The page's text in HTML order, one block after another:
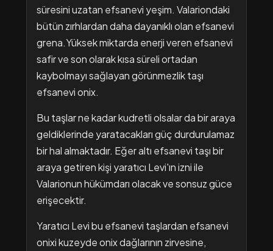
süresini uzatan efsanevi yeşim. Valariondaki
bütün zırhlardan daha dayanıklı olan efsanevi
grena.Yüksek miktarda enerji veren efsanevi
safir ve son olarak kısa süreli ortadan
kaybolmayı sağlayan görünmezlik taşı
efsanevi onix.
Bu taşlar ne kadar kudretli olsalar da bir araya
geldiklerinde yaratacakları güç durdurulamaz
bir hal almaktadır. Eğer altı efsanevi taşı bir
araya getiren kişi yaratıcı Levi'ın izni ile
Valarionun hükümdarı olacak ve sonsuz güce
erişecektir.
Yaratıcı Levi bu efsanevi taşlardan efsanevi
onixi kuzeyde onix dağlarının zirvesine,